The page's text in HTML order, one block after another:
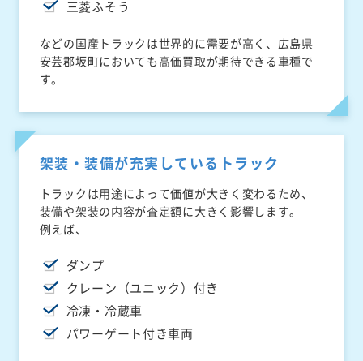
三菱ふそう
などの国産トラックは世界的に需要が高く、広島県
安芸郡坂町においても高価買取が期待できる車種で
す。
架装・装備が充実しているトラック
トラックは用途によって価値が大きく変わるため、
装備や架装の内容が査定額に大きく影響します。
例えば、
ダンプ
クレーン（ユニック）付き
冷凍・冷蔵車
パワーゲート付き車両